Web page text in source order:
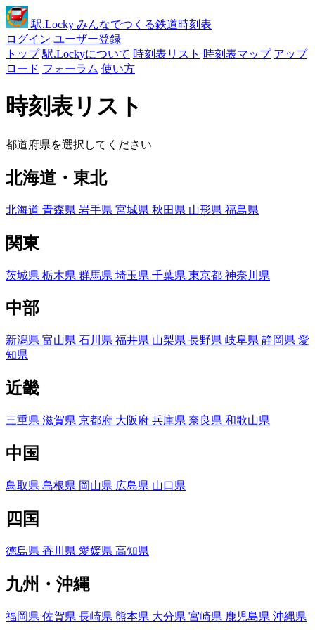
駅.Locky みんなでつくる鉄道時刻表
ログイン ユーザー登録
トップ 駅.Lockyについて 時刻表リスト 時刻表マップ アップ
ロード フォーラム 使い方
時刻表リスト
都道府県を選択してください
北海道・東北
北海道 青森県 岩手県 宮城県 秋田県 山形県 福島県
関東
茨城県 栃木県 群馬県 埼玉県 千葉県 東京都 神奈川県
中部
新潟県 富山県 石川県 福井県 山梨県 長野県 岐阜県 静岡県 愛
知県
近畿
三重県 滋賀県 京都府 大阪府 兵庫県 奈良県 和歌山県
中国
鳥取県 島根県 岡山県 広島県 山口県
四国
徳島県 香川県 愛媛県 高知県
九州・沖縄
福岡県 佐賀県 長崎県 熊本県 大分県 宮崎県 鹿児島県 沖縄県